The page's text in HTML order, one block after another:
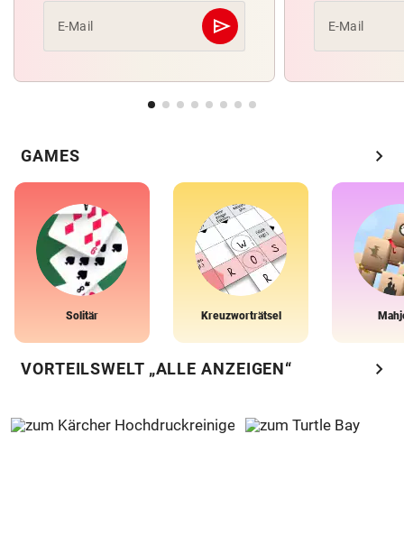
E-Mail send
Abschicken E-Mail
GAMES chevron_right
Solitär Kreuzworträtsel
VORTEILSWELT „ALLE ANZEIGEN“ chevron_right